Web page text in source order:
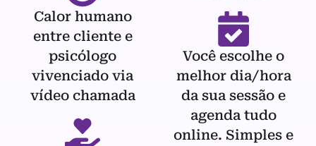
Calor humano
entre cliente e
psicólogo
vivenciado via
vídeo chamada
Você escolhe o
melhor dia/hora
da sua sessão e
agenda tudo
online. Simples e